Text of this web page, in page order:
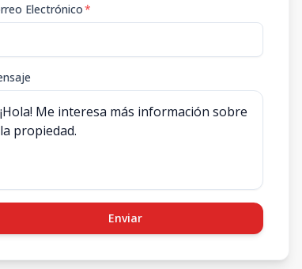
Electrónico*
Enviar